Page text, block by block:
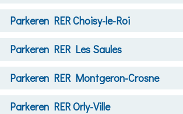
Parkeren RER Choisy-le-Roi
Parkeren RER Les Saules
Parkeren RER Montgeron-Crosne
Parkeren RER Orly-Ville